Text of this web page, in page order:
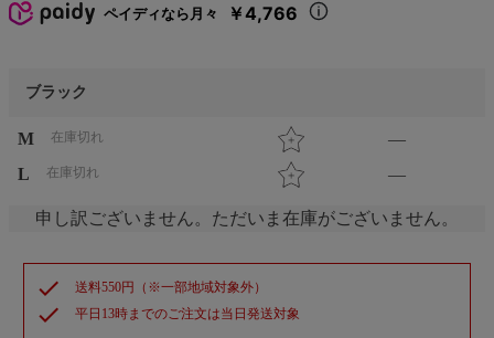
ペイディなら月々 ￥4,766
ブラック
M 在庫切れ
—
L
在庫切れ —
申し訳ございません。ただいま在庫がございません。
check 送料550円（※一部地域対象外）
check 平日13時までのご注文は当日発送対象